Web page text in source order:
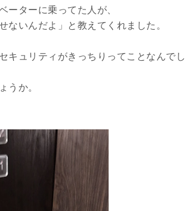
ーターに乗ってた人が、
ないんだよ」と教えてくれました。
キュリティがきっちりってことなんでし
うか。